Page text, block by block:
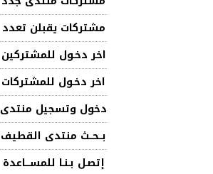
مشتركات يقبلن تعدد
اخر دخـول للمشتركين
اخر دخـول للمشتركات
دخول وتسجيل منتدى
بــحــث منتدى القطيف
إتصـل بـنـا للمســـاعدة